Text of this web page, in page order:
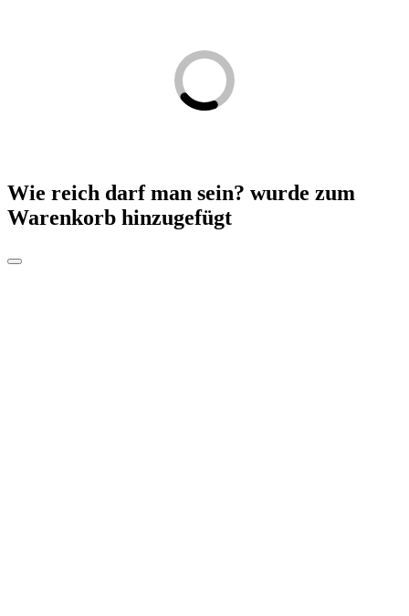
Wie reich darf man sein? wurde zum
Warenkorb hinzugefügt